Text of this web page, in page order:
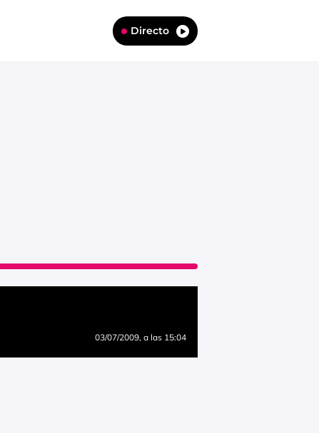
Directo
03/07/2009, a las 15:04